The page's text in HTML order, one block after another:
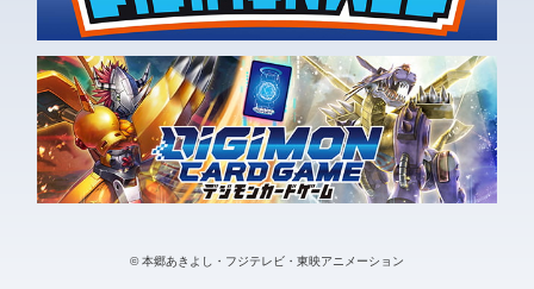
© 本郷あきよし・フジテレビ・東映アニメーション